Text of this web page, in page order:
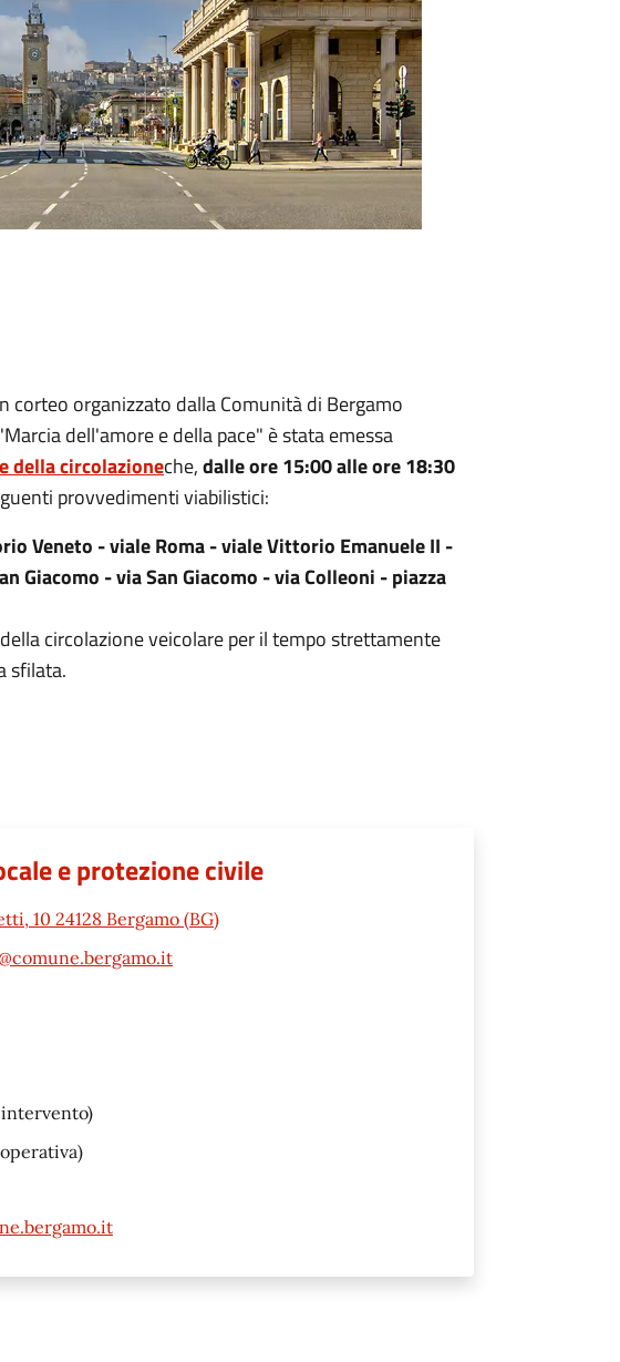
corteo organizzato dalla Comunità di Bergamo
dell'amore e della pace" è stata emessa
della circolazioneche,dalle ore 15:00 alle ore 18:30
provvedimenti viabilistici:
Veneto - viale Roma - viale Vittorio Emanuele II -
Giacomo - via San Giacomo - via Colleoni - piazza
circolazione veicolare per il tempo strettamente
sfilata.
e protezione civile
10 24128 Bergamo (BG)